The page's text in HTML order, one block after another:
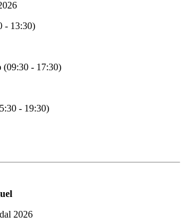
- 13:30)
(09:30 - 17:30)
- 19:30)
2026